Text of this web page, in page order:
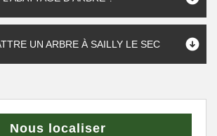
UN ARBRE À SAILLY LE SEC
Nous localiser